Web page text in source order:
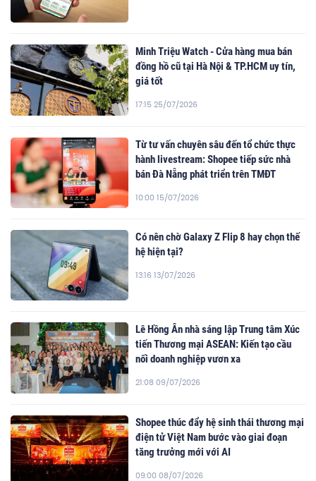
Minh Triệu Watch - Cửa hàng mua bán
đồng hồ cũ tại Hà Nội & TP.HCM uy tín,
giá tốt
17:15 25/07/2026
Từ tư vấn chuyên sâu đến tổ chức thực
hành livestream: Shopee tiếp sức nhà
bán Đà Nẵng phát triển trên TMĐT
10:00 15/07/2026
Có nên chờ Galaxy Z Flip 8 hay chọn thế
hệ hiện tại?
13:16 13/07/2026
Lê Hồng Ân nhà sáng lập Trung tâm Xúc
tiến Thương mại ASEAN: Kiến tạo cầu
nối doanh nghiệp vươn xa
21:08 09/07/2026
Shopee thúc đẩy hệ sinh thái thương mại
điện tử Việt Nam bước vào giai đoạn
tăng trưởng mới với AI
09:00 08/07/2026